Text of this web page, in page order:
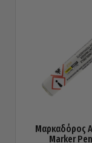
Μαρκαδόρος
Marker